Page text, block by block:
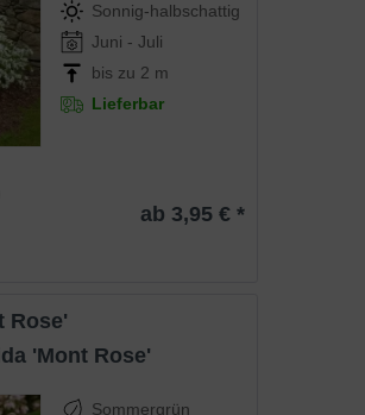
Sonnig-halbschattig
Juni - Juli
bis zu 2 m
Lieferbar
ab 3,95 € *
Rose'
'Mont Rose'
Sommergrün